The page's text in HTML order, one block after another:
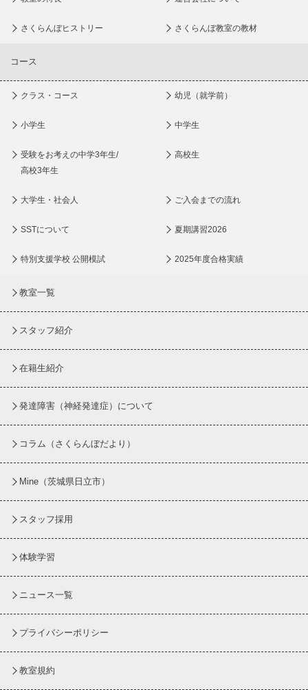
さくらんぼヒストリー さくらんぼ教室の教材
コース
クラス・コース 幼児（就学前）
小学生 中学生
受験をお考えの中学3年生/
高校3年生
高校生
大学生・社会人 ご入会までの流れ
SSTについて 夏期講習2026
特別支援学校 公開模試 2025年度合格実績
教室一覧
スタッフ紹介
在籍生紹介
発達障害（神経発達症）について
コラム （さくらんぼだより）
Mine（茨城県日立市）
スタッフ採用
体験学習
ニュース一覧
プライバシーポリシー
教室規約